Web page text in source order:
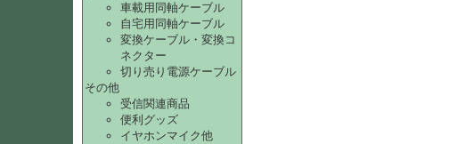
車載用同軸ケーブル
自宅用同軸ケーブル
変換ケーブル・変換コ
ネクター
切り売り電源ケーブル
その他
受信関連商品
便利グッズ
イヤホンマイク他